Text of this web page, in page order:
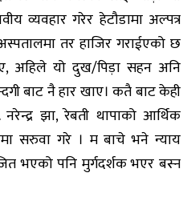
व्यवहार गरेर हेटौडामा अल्पत्र
तर हाजिर गराईएको छ
अहिले यो दुख/पिड़ा सहन अनि
बाट नै हार खाए। कतै बाट केही
झा, रेबती थापाको आर्थिक
सरुवा गरे । म बाचे भने न्याय
भएको पनि मुर्गदर्शक भएर बस्न